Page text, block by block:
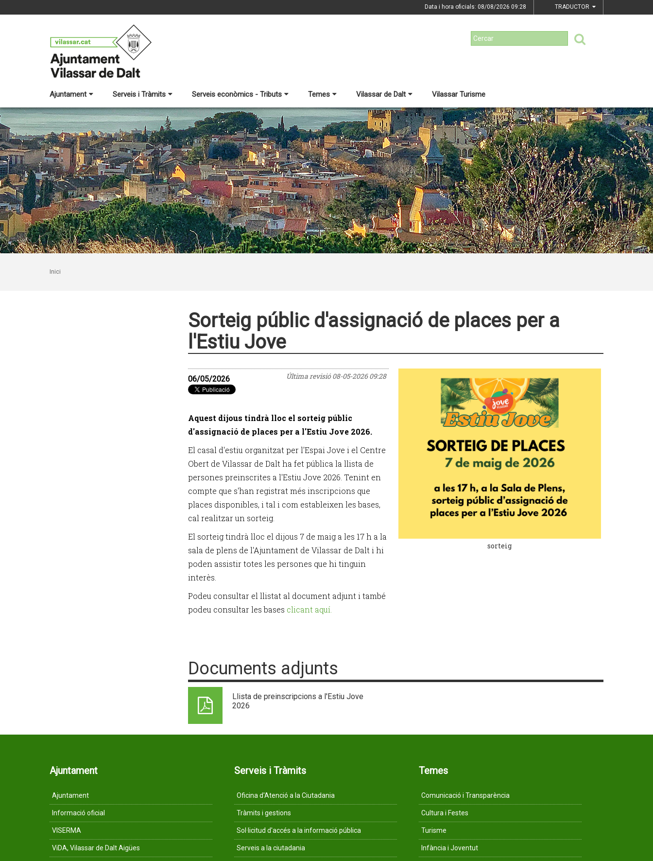
Data i hora oficials: 08/08/2026 09:28 TRADUCTOR
Ajuntament Serveis i Tràmits Serveis econòmics - Tributs Temes Vilassar de Dalt Vilassar Turisme
Inici
Sorteig públic d'assignació de places per a
l'Estiu Jove
Última revisió08-05-2026 09:28
06/05/2026
Aquest dijous tindrà lloc el sorteig públic
d'assignació de places per a l'Estiu Jove 2026.
El casal d'estiu organitzat per l'Espai Jove i el Centre
Obert de Vilassar de Dalt ha fet pública la llista de
persones preinscrites a l'Estiu Jove 2026. Tenint en
compte que s'han registrat més inscripcions que
places disponibles, i tal i com estableixen les bases,
cal realitzar un sorteig.
El sorteig tindrà lloc el dijous 7 de maig a les 17 h a la
sala de plens de l'Ajuntament de Vilassar de Dalt i hi
poden assistir totes les persones que hi tinguin
interès.
Podeu consultar el llistat al document adjunt i també
podeu consultar les bases clicant aquí
sorteig
Documents adjunts
Llista de preinscripcions a l'Estiu Jove
2026
Ajuntament
Ajuntament
Informació oficial
VISERMA
ViDA, Vilassar de Dalt Aigües
Serveis i Tràmits
Oficina d'Atenció a la Ciutadania
Tràmits i gestions
Sol·licitud d'accés a la informació pública
Serveis a la ciutadania
Temes
Comunicació i Transparència
Cultura i Festes
Turisme
Infància i Joventut